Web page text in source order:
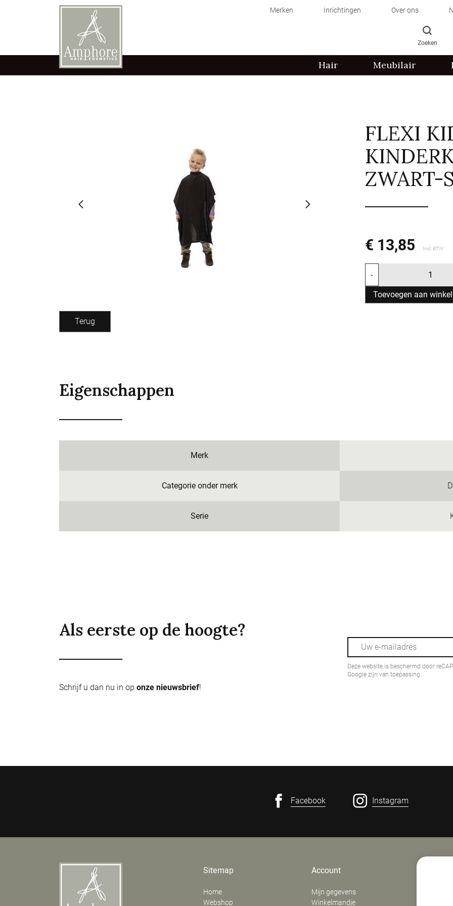
Merken Inrichtingen Over ons
Zoeken
Hair Meubilair
FLEXI
ZWART-
€ 13,85 Incl. BTW
-
Toevoegen aan
Terug
Eigenschappen
Merk
Categorie onder merk
Serie
Als eerste op de hoogte?
Schrijf u dan nu in op onze nieuwsbrief!
Deze website is beschermd door
Google zijn van toepassing.
Facebook Instagram
Sitemap
Home
Webshop
Account
Mijn gegevens
Winkelmandje
E.